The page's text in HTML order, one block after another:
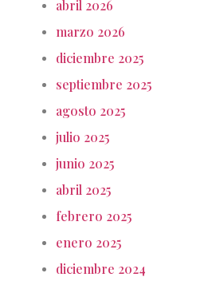
abril 2026
marzo 2026
diciembre 2025
septiembre 2025
agosto 2025
julio 2025
junio 2025
abril 2025
febrero 2025
enero 2025
diciembre 2024